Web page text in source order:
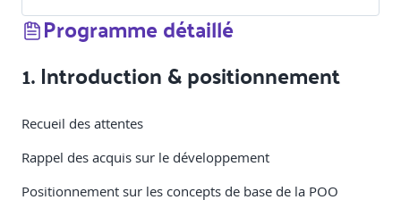
Programme détaillé
1. Introduction & positionnement
Recueil des attentes
Rappel des acquis sur le développement
Positionnement sur les concepts de base de la POO